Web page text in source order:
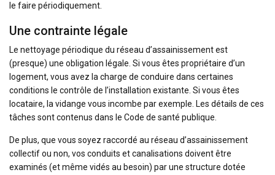
le faire périodiquement.
Une contrainte légale
Le nettoyage périodique du réseau d’assainissement est
(presque) une obligation légale. Si vous êtes propriétaire d’un
logement, vous avez la charge de conduire dans certaines
conditions le contrôle de l’installation existante. Si vous êtes
locataire, la vidange vous incombe par exemple. Les détails de ces
tâches sont contenus dans le Code de santé publique.
De plus, que vous soyez raccordé au réseau d’assainissement
collectif ou non, vos conduits et canalisations doivent être
examinés (et même vidés au besoin) par une structure dotée